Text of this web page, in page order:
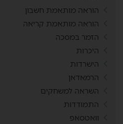
הוראה מותאמת חשבון
הוראה מותאמת קריאה
הזמר במסכה
היכרות
הישרדות
הרמאדאן
השראה למשחקים
התמודדות
וואטסאפ